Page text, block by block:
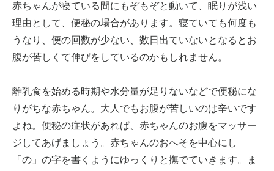
赤ちゃんが寝ている間にもぞもぞと動いて、眠りが浅い
理由として、便秘の場合があります。寝ていても何度も
うなり、便の回数が少ない、数日出ていないとなるとお
腹が苦しくて伸びをしているのかもしれません。
離乳食を始める時期や水分量が足りないなどで便秘にな
りがちな赤ちゃん。大人でもお腹が苦しいのは辛いです
よね。便秘の症状があれば、赤ちゃんのお腹をマッサー
ジしてあげましょう。赤ちゃんのおへそを中心にし
「の」の字を書くようにゆっくりと撫でていきます。ま